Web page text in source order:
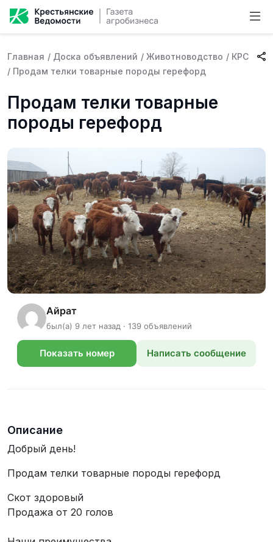
Главная / Доска объявлений / Животноводство / КРС
/ Продам телки товарные породы герефорд
Продам телки товарные
породы герефорд
Айрат
был(а) 9 лет назад · 139 объявлений
Показать номер Написать сообщение
Описание
Добрый день!
Продам телки товарные породы герефорд
Скот здоровый
Продажа от 20 голов